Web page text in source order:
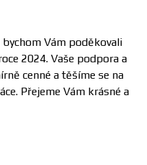
Vám poděkovali
2024. Vaše podpora a
cenné a těšíme se na
Přejeme Vám krásné a